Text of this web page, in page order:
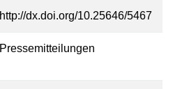
http://dx.doi.org/10.25646/5467
Pressemitteilungen